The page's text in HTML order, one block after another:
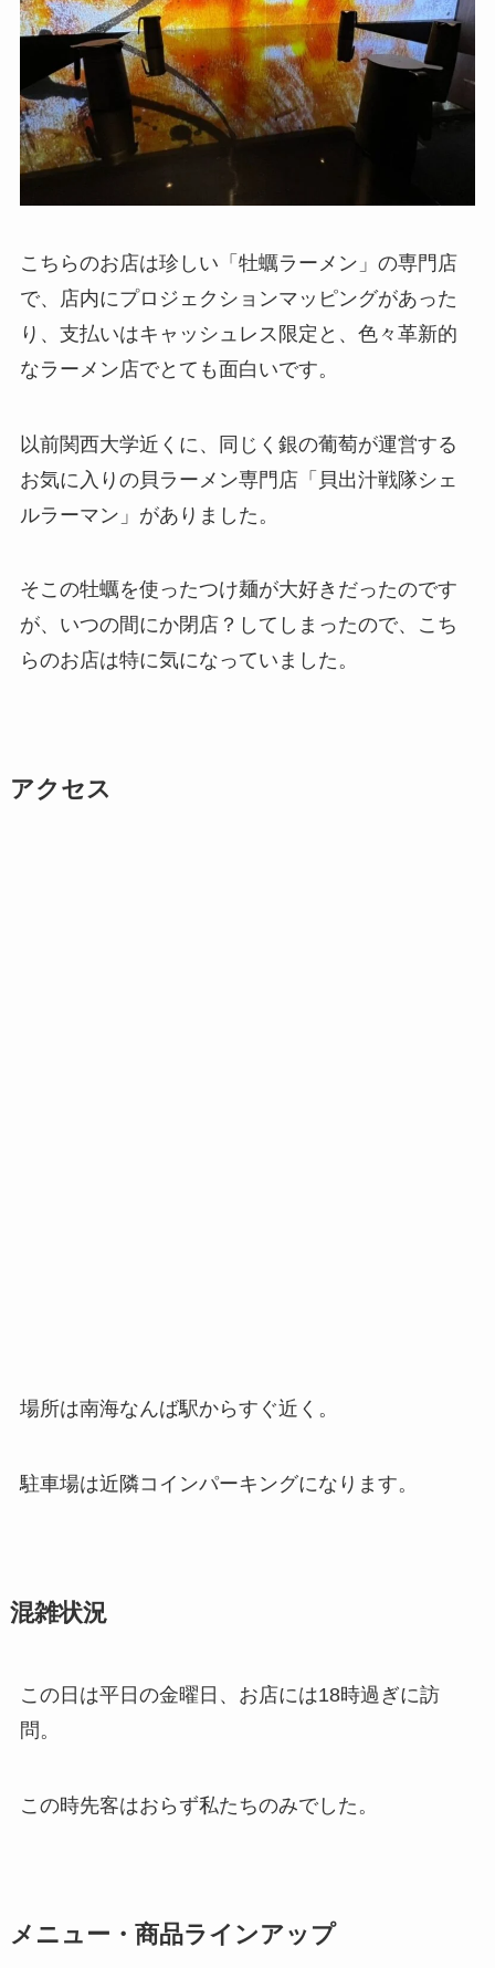
こちらのお店は珍しい「牡蠣ラーメン」の専門店
で、店内にプロジェクションマッピングがあった
り、支払いはキャッシュレス限定と、色々革新的
なラーメン店でとても面白いです。
以前関西大学近くに、同じく銀の葡萄が運営する
お気に入りの貝ラーメン専門店「貝出汁戦隊シェ
ルラーマン」がありました。
そこの牡蠣を使ったつけ麺が大好きだったのです
が、いつの間にか閉店？してしまったので、こち
らのお店は特に気になっていました。
アクセス
場所は南海なんば駅からすぐ近く。
駐車場は近隣コインパーキングになります。
混雑状況
この日は平日の金曜日、お店には18時過ぎに訪
問。
この時先客はおらず私たちのみでした。
メニュー・商品ラインアップ